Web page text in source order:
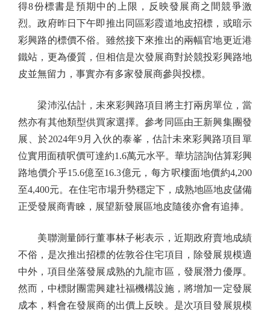
得8份標書是預期中的上限，反映發展商之間競爭激
烈。政府昨日下午即推出同區彩霞道地皮招標，或暗示
彩興路的標價不俗。雖然接下來推出的兩幅官地更近港
鐵站，更為優質，但相信是次發展商對於競投彩興路地
皮並無留力，事實亦有多家發展商參與投標。
梁沛泓估計，未來彩興路項目將主打兩房單位，當
然亦有其他類型供買家選擇。參考同區由王新興集團發
展、於2024年9月入伙的泰峯，估計未來彩興路項目單
位實用面積呎價可達約1.6萬元水平。華坊諮詢估算彩興
路地價介乎15.6億至16.3億元，每方呎樓面地價約4,200
至4,400元。在住宅市場升勢穩定下，成熟地區地皮儲備
正受發展商青睞，展望新發展區地皮隨後亦會有追捧。
美聯測量師行董事林子彬表示，近期政府賣地成績
不俗，是次推出招標的佐敦谷住宅項目，除發展規模適
中外，項目坐落發展成熟的九龍市區，發展潛力優厚。
然而，中標財團需興建社福機構設施，將增加一定發展
成本，料會在發展商的出價上反映。是次項目發展規模